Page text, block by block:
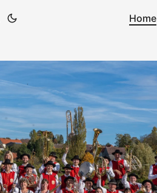
Home